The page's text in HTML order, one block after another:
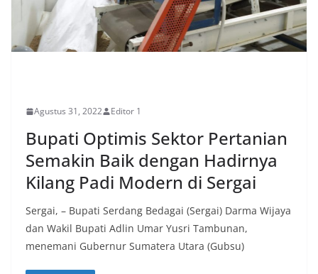
Agustus 31, 2022 Editor 1
Bupati Optimis Sektor Pertanian
Semakin Baik dengan Hadirnya
Kilang Padi Modern di Sergai
Sergai, – Bupati Serdang Bedagai (Sergai) Darma Wijaya
dan Wakil Bupati Adlin Umar Yusri Tambunan,
menemani Gubernur Sumatera Utara (Gubsu)